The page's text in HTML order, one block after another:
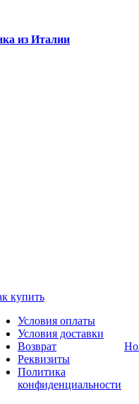
из Италии
купить
Условия оплаты
Условия доставки
Возврат
Реквизиты
Политика
конфиденциальности